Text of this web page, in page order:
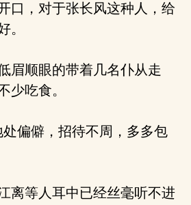
口，对于张长风这种人，给
。
眉顺眼的带着几名仆从走
少吃食。
偏僻，招待不周，多多包
离等人耳中已经丝毫听不进